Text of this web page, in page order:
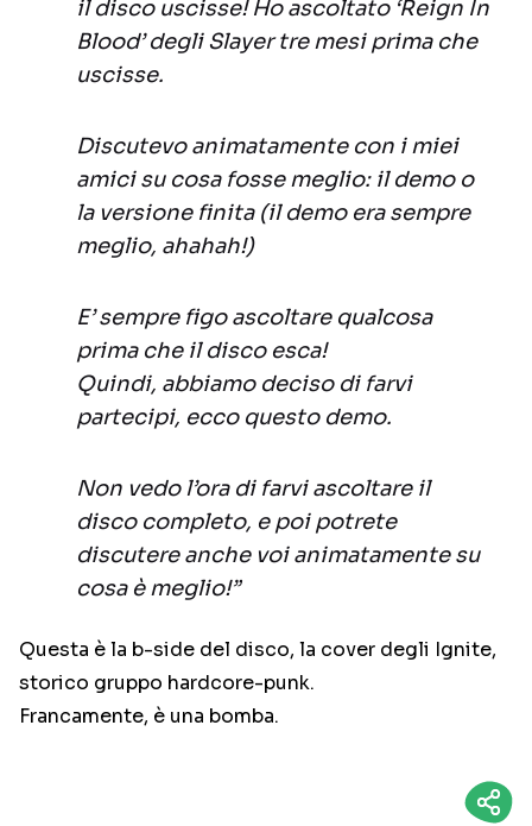
il disco uscisse! Ho ascoltato ‘Reign In
Blood’ degli Slayer tre mesi prima che
uscisse.
Discutevo animatamente con i miei
amici su cosa fosse meglio: il demo o
la versione finita (il demo era sempre
meglio, ahahah!)
E’ sempre figo ascoltare qualcosa
prima che il disco esca!
Quindi, abbiamo deciso di farvi
partecipi, ecco questo demo.
Non vedo l’ora di farvi ascoltare il
disco completo, e poi potrete
discutere anche voi animatamente su
cosa è meglio!”
Questa è la b-side del disco, la cover degli Ignite,
storico gruppo hardcore-punk.
Francamente, è una bomba.